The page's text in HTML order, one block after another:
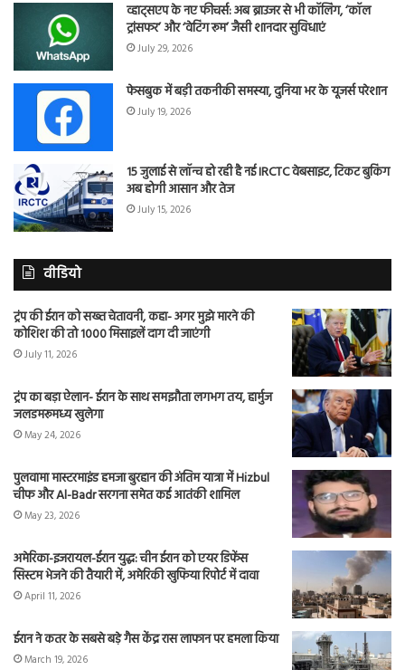
व्हाट्सएप के नए फीचर्स: अब ब्राउजर से भी कॉलिंग, ‘कॉल
ट्रांसफर’ और ‘वेटिंग रूम’ जैसी शानदार सुविधाएं
July 29, 2026
फेसबुक में बड़ी तकनीकी समस्या, दुनिया भर के यूजर्स परेशान
July 19, 2026
15 जुलाई से लॉन्च हो रही है नई IRCTC वेबसाइट, टिकट बुकिंग
अब होगी आसान और तेज
July 15, 2026
वीडियो
ट्रंप की ईरान को सख्त चेतावनी, कहा- अगर मुझे मारने की
कोशिश की तो 1000 मिसाइलें दाग दी जाएंगी
July 11, 2026
ट्रंप का बड़ा ऐलान- ईरान के साथ समझौता लगभग तय, हार्मुज
जलडमरूमध्य खुलेगा
May 24, 2026
पुलवामा मास्टरमाइंड हमजा बुरहान की अंतिम यात्रा में Hizbul
चीफ और Al-Badr सरगना समेत कई आतंकी शामिल
May 23, 2026
अमेरिका-इजरायल-ईरान युद्ध: चीन ईरान को एयर डिफेंस
सिस्टम भेजने की तैयारी में, अमेरिकी खुफिया रिपोर्ट में दावा
April 11, 2026
ईरान ने कतर के सबसे बड़े गैस केंद्र रास लाफान पर हमला किया
March 19, 2026